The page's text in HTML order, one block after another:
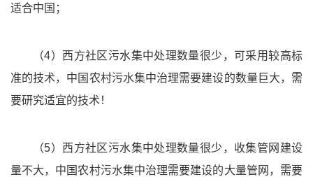
适合中国；
（4）西方社区污水集中处理数量很少，可采用较高标
准的技术，中国农村污水集中治理需要建设的数量巨大，需
要研究适宜的技术！
（5）西方社区污水集中处理数量很少，收集管网建设
量不大，中国农村污水集中治理需要建设的大量管网，需要